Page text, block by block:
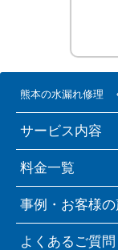
熊本の水漏れ修理
サービス内容
料金一覧
事例・お客様
よくあるご質問